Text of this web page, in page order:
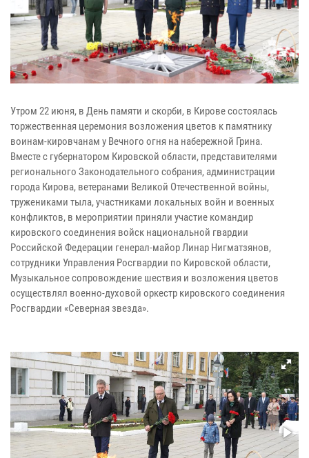
Утром 22 июня, в День памяти и скорби, в Кирове состоялась
торжественная церемония возложения цветов к памятнику
воинам-кировчанам у Вечного огня на набережной Грина.
Вместе с губернатором Кировской области, представителями
регионального Законодательного собрания, администрации
города Кирова, ветеранами Великой Отечественной войны,
тружениками тыла, участниками локальных войн и военных
конфликтов, в мероприятии приняли участие командир
кировского соединения войск национальной гвардии
Российской Федерации генерал-майор Линар Нигматзянов,
сотрудники Управления Росгвардии по Кировской области,
Музыкальное сопровождение шествия и возложения цветов
осуществлял военно-духовой оркестр кировского соединения
Росгвардии «Северная звезда».